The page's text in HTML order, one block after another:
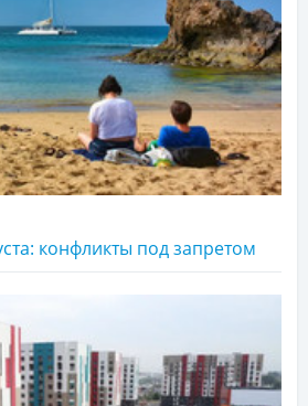
конфликты под запретом